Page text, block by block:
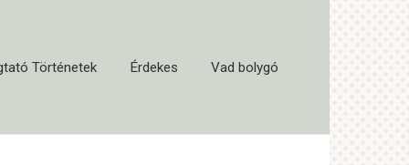
Történetek Érdekes Vad bolygó